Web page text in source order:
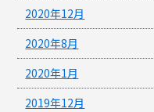
2020年12月
2020年8月
2020年1月
2019年12月